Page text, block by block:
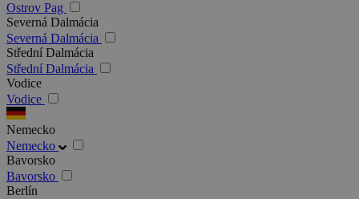
Ostrov Pag
Severná Dalmácia
Severná Dalmácia
Střední Dalmácia
Střední Dalmácia
Vodice
Vodice
Nemecko
Nemecko
Bavorsko
Bavorsko
Berlín